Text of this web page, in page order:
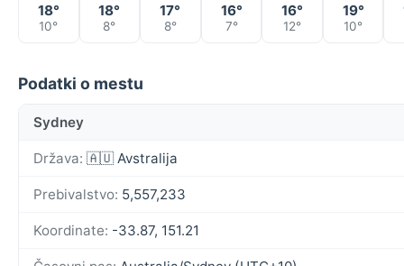
18°
10°
18°
8°
17°
8°
16°
7°
16°
12°
19°
10°
Podatki o mestu
Sydney
Država: 🇦🇺 Avstralija
Prebivalstvo: 5,557,233
Koordinate: -33.87, 151.21